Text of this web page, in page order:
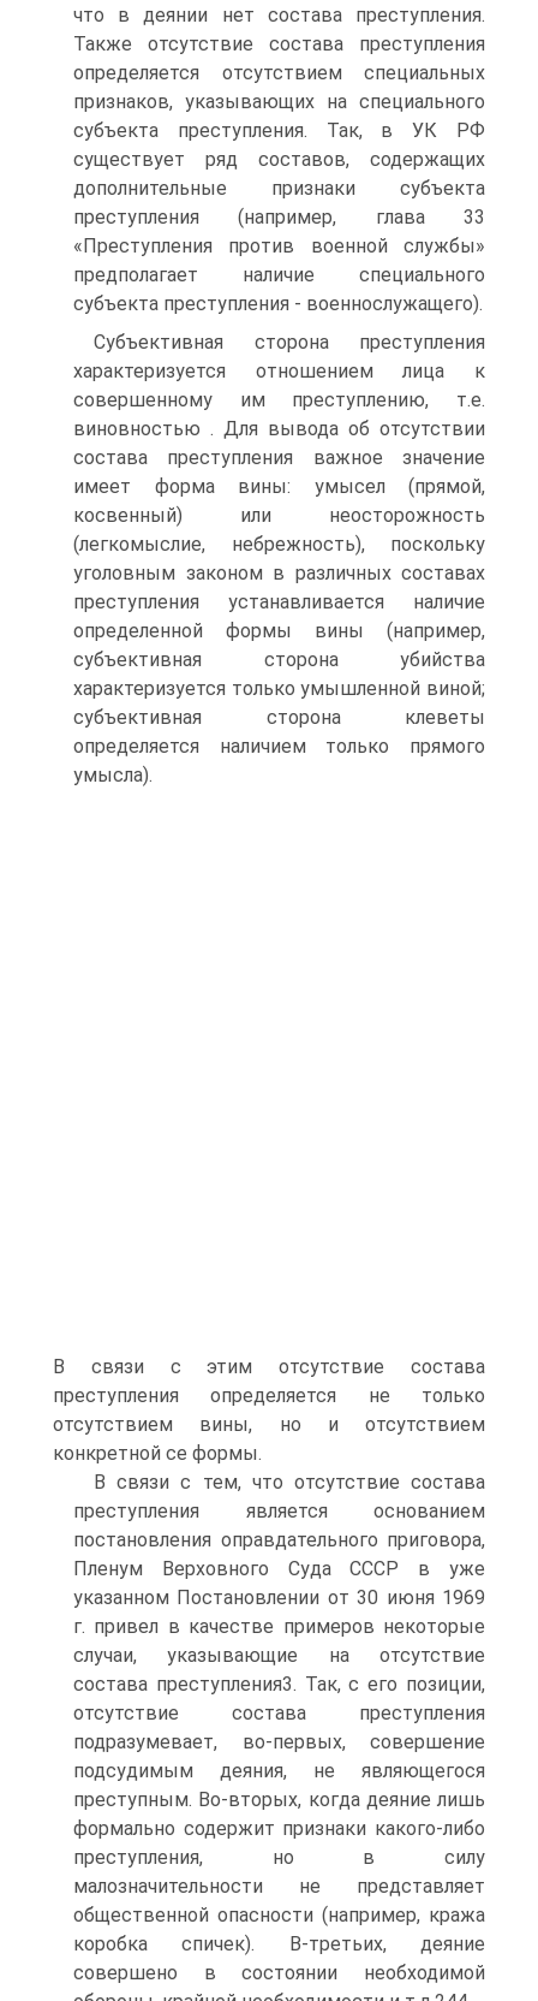
что в деянии нет состава преступления.
Также отсутствие состава преступления
определяется отсутствием специальных
признаков, указывающих на специального
субъекта преступления. Так, в УК РФ
существует ряд составов, содержащих
дополнительные признаки субъекта
преступления (например, глава 33
«Преступления против военной службы»
предполагает наличие специального
субъекта преступления - военнослужащего).
Субъективная сторона преступления
характеризуется отношением лица к
совершенному им преступлению, т.е.
виновностью . Для вывода об отсутствии
состава преступления важное значение
имеет форма вины: умысел (прямой,
косвенный) или неосторожность
(легкомыслие, небрежность), поскольку
уголовным законом в различных составах
преступления устанавливается наличие
определенной формы вины (например,
субъективная сторона убийства
характеризуется только умышленной виной;
субъективная сторона клеветы
определяется наличием только прямого
умысла).
В связи с этим отсутствие состава
преступления определяется не только
отсутствием вины, но и отсутствием
конкретной се формы.
В связи с тем, что отсутствие состава
преступления является основанием
постановления оправдательного приговора,
Пленум Верховного Суда СССР в уже
указанном Постановлении от 30 июня 1969
г. привел в качестве примеров некоторые
случаи, указывающие на отсутствие
состава преступления3. Так, с его позиции,
отсутствие состава преступления
подразумевает, во-первых, совершение
подсудимым деяния, не являющегося
преступным. Во-вторых, когда деяние лишь
формально содержит признаки какого-либо
преступления, но в силу
малозначительности не представляет
общественной опасности (например, кража
коробка спичек). В-третьих, деяние
совершено в состоянии необходимой